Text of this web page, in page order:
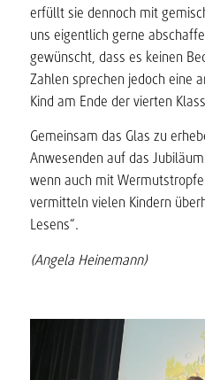
erfüllt sie dennoch mit
uns eigentlich gerne
gewünscht, dass es keinen
Zahlen sprechen jedoch eine
Kind am Ende der vierten
Gemeinsam das Glas zu
Anwesenden auf das
wenn auch mit
vermitteln vielen Kindern
Lesens“.
(Angela Heinemann)